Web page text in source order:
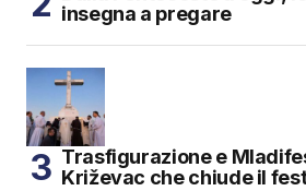
insegna a pregare
Trasfigurazione e
Križevac che chiude il